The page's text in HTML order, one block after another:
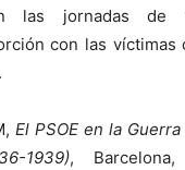
las jornadas de
con las víctimas
El PSOE en la
1939), Barcelona,